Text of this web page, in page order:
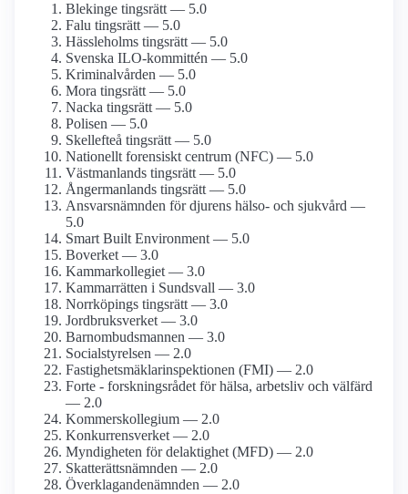
Blekinge tingsrätt — 5.0
Falu tingsrätt — 5.0
Hässleholms tingsrätt — 5.0
Svenska ILO-kommittén — 5.0
Kriminal­vården — 5.0
Mora tingsrätt — 5.0
Nacka tingsrätt — 5.0
Polisen — 5.0
Skellefteå tingsrätt — 5.0
Nationellt forensiskt centrum (NFC) — 5.0
Västmanlands tingsrätt — 5.0
Ångerman­lands tingsrätt — 5.0
Ansvarsnämnden för djurens hälso- och sjukvård —
5.0
Smart Built Environment — 5.0
Boverket — 3.0
Kammar­kollegiet — 3.0
Kammarrätten i Sundsvall — 3.0
Norrköpings tingsrätt — 3.0
Jordbruks­verket — 3.0
Barnombudsmannen — 3.0
Socialstyrelsen — 2.0
Fastighetsmäklar­inspektionen (FMI) — 2.0
Forte - forskningsrådet för hälsa, arbetsliv och välfärd
— 2.0
Kommers­kollegium — 2.0
Konkurrens­verket — 2.0
Myndigheten för delaktighet (MFD) — 2.0
Skatterätts­nämnden — 2.0
Överklagande­nämnden — 2.0